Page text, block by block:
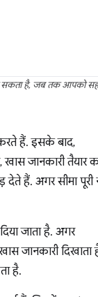
सकता है, जब तक आपको
हैं. इसके बाद,
जानकारी तैयार
देते हैं. अगर सीमा पूरी
जाता है. अगर
जानकारी दिखाता
है.